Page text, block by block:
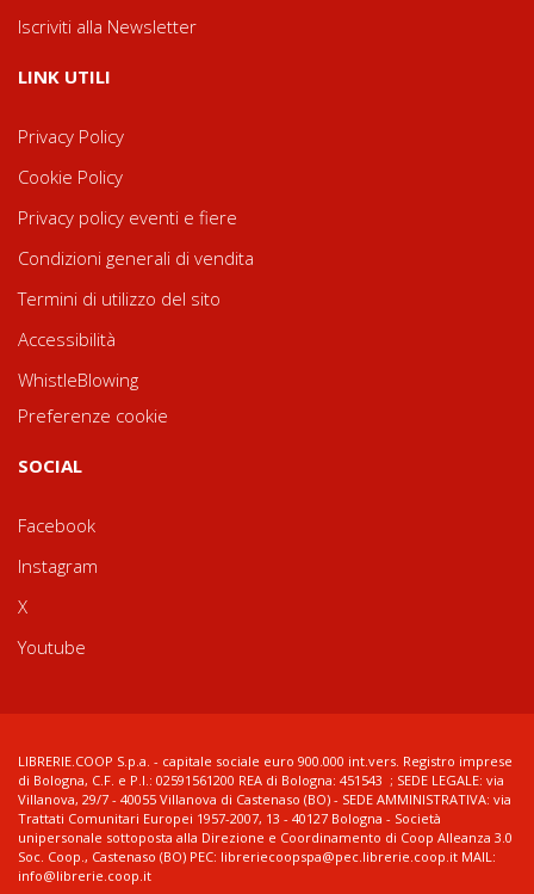
Iscriviti alla Newsletter
LINK UTILI
Privacy Policy
Cookie Policy
Privacy policy eventi e fiere
Condizioni generali di vendita
Termini di utilizzo del sito
Accessibilità
WhistleBlowing
Preferenze cookie
SOCIAL
Facebook
Instagram
X
Youtube
LIBRERIE.COOP S.p.a. - capitale sociale euro 900.000 int.vers. Registro imprese
di Bologna, C.F. e P.I.: 02591561200 REA di Bologna: 451543 ; SEDE LEGALE: via
Villanova, 29/7 - 40055 Villanova di Castenaso (BO) - SEDE AMMINISTRATIVA: via
Trattati Comunitari Europei 1957-2007, 13 - 40127 Bologna - Società
unipersonale sottoposta alla Direzione e Coordinamento di Coop Alleanza 3.0
Soc. Coop., Castenaso (BO) PEC: libreriecoopspa@pec.librerie.coop.it MAIL:
info@librerie.coop.it